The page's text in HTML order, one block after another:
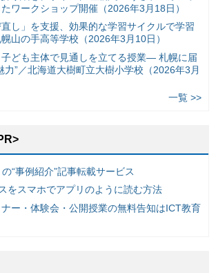
ワークショップ開催（2026年3月18日）
し」を支援、効果的な学習サイクルで学習
山の手高等学校（2026年3月10日）
子ども主体で見通しを立てる授業— 札幌に届
力”／北海道大樹町立大樹小学校（2026年3月
一覧 >>
“事例紹介”記事転載サービス
をスマホでアプリのように読む方法
ー・体験会・公開授業の無料告知はICT教育